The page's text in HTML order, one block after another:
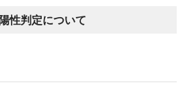
性判定について